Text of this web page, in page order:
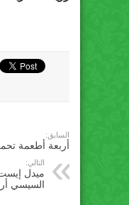
السابق:
أربعة أطعمة
التالي:
ميدل
السيسي